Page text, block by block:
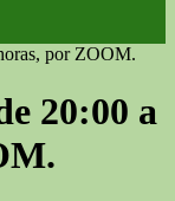
por ZOOM.
20:00 a